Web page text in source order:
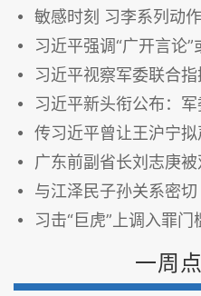
敏感时刻 习李系列动
习近平强调“广开言论”
习近平视察军委联合
习近平新头衔公布：
传习近平曾让王沪宁
广东前副省长刘志庚被双开
与江泽民子孙关系密
习击“巨虎”上调入罪门
一周